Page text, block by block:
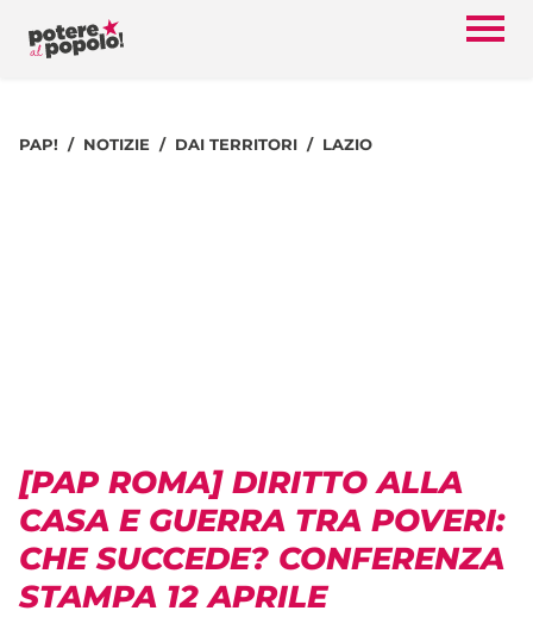
PAP! NOTIZIE DAI TERRITORI LAZIO
[PAP ROMA] DIRITTO ALLA
CASA E GUERRA TRA POVERI:
CHE SUCCEDE? CONFERENZA
STAMPA 12 APRILE